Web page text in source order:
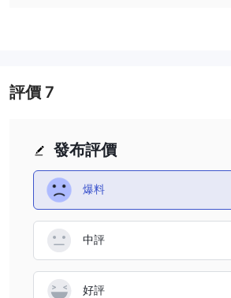
聯繫信息
行業中，缺乏任何溝通渠道是非常不尋常的
客戶支援和整體透明度的嚴重質疑。
該經紀商相關的潛在風險似乎遠遠超過任何
性、透明度和監管合規性的交易者應該考慮
有可驗證營運和明確溝通渠道的知名經紀商
發布評價
爆料
中評
好評
評價 7